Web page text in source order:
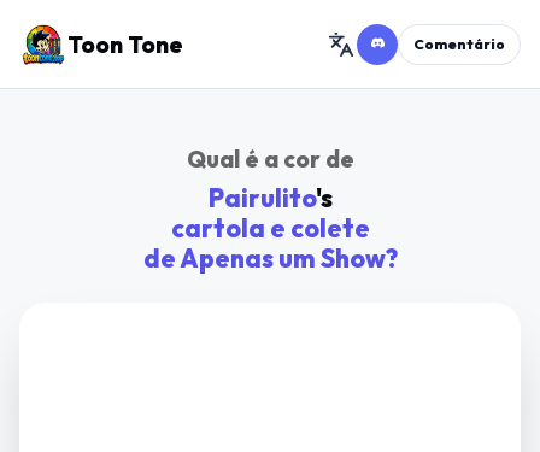
Toon Tone Comentário
Qual é a cor de
Pairulito's
cartola e colete
deApenas um Show?